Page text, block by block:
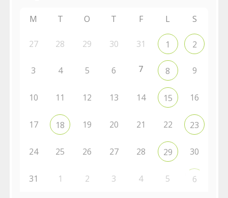
M T O T F L S
27 28 29 30 31 1 2
3 4 5 6 7 8 9
10 11 12 13 14 15 16
17 18 19 20 21 22 23
24 25 26 27 28 29 30
31 1 2 3 4 5 6